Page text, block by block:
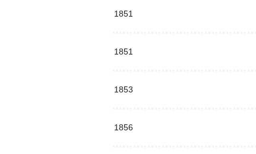
1851
1851
1853
1856